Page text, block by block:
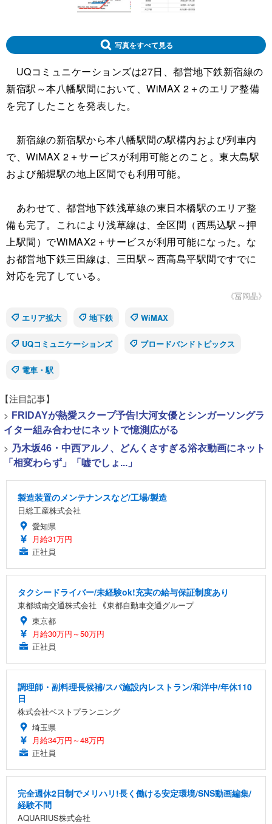
写真をすべて見る
UQコミュニケーションズは27日、都営地下鉄新宿線の
新宿駅～本八幡駅間において、WiMAX 2＋のエリア整備
を完了したことを発表した。
新宿線の新宿駅から本八幡駅間の駅構内および列車内
で、WiMAX 2＋サービスが利用可能とのこと。東大島駅
および船堀駅の地上区間でも利用可能。
あわせて、都営地下鉄浅草線の東日本橋駅のエリア整
備も完了。これにより浅草線は、全区間（西馬込駅～押
上駅間）でWiMAX2＋サービスが利用可能になった。な
お都営地下鉄三田線は、三田駅～西高島平駅間ですでに
対応を完了している。
《冨岡晶》
エリア拡大
地下鉄 WiMAX
UQコミュニケーションズ ブロードバンドトピックス
電車・駅
【注目記事】
> FRIDAYが熱愛スクープ予告!大河女優とシンガーソングラ
イター組み合わせにネットで憶測広がる
> 乃木坂46・中西アルノ、どんくさすぎる浴衣動画にネット
「相変わらず」「嘘でしょ...」
製造装置のメンテナンスなど/工場/製造
日総工産株式会社
愛知県
月給31万円
正社員
タクシードライバー/未経験ok!充実の給与保証制度あり
東都城南交通株式会社 ｟東都自動車交通グループ
東京都
月給30万円～50万円
正社員
調理師・副料理長候補/スパ施設内レストラン/和洋中/年休110
日
株式会社ベストプランニング
埼玉県
月給34万円～48万円
正社員
完全週休2日制でメリハリ!長く働ける安定環境/SNS動画編集/
経験不問
AQUARIUS株式会社